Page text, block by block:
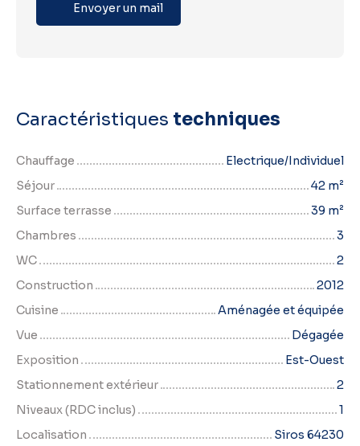
Envoyer un mail
Caractéristiques techniques
Chauffage
Electrique/Individuel
Séjour
42 m²
Surface terrasse
39 m²
Chambres
3
WC
2
Construction
2012
Cuisine
Aménagée et équipée
Vue
Dégagée
Exposition
Est-Ouest
Stationnement extérieur
2
Niveaux (RDC inclus)
1
Localisation
Siros 64230